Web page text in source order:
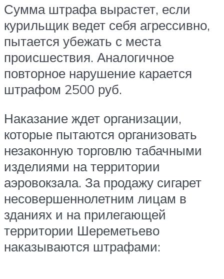
Сумма штрафа вырастет, если
курильщик ведет себя агрессивно,
пытается убежать с места
происшествия. Аналогичное
повторное нарушение карается
штрафом 2500 руб.
Наказание ждет организации,
которые пытаются организовать
незаконную торговлю табачными
изделиями на территории
аэровокзала. За продажу сигарет
несовершеннолетним лицам в
зданиях и на прилегающей
территории Шереметьево
наказываются штрафами: